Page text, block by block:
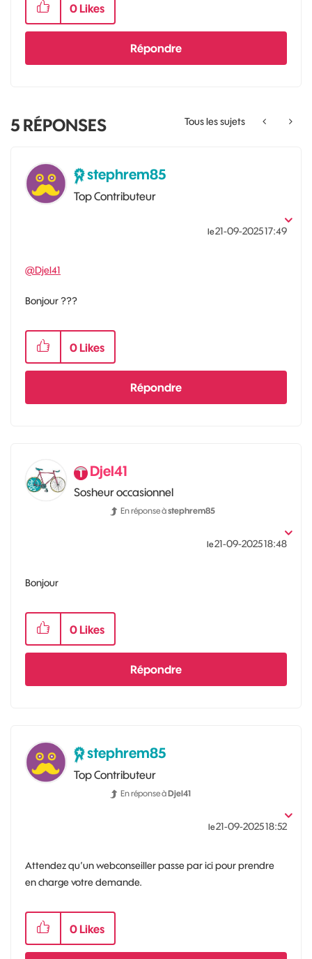
0 Likes
Répondre
Tous les sujets
5 RÉPONSES
stephrem85
Top Contributeur
le‎21-09-202517:49
@Djel41
Bonjour ???
0 Likes
Répondre
Djel41
Sosheur occasionnel
En réponse àstephrem85
le‎21-09-202518:48
Bonjour
0 Likes
Répondre
stephrem85
Top Contributeur
En réponse àDjel41
le‎21-09-202518:52
Attendez qu’un webconseiller passe par ici pour prendre
en charge votre demande.
0 Likes